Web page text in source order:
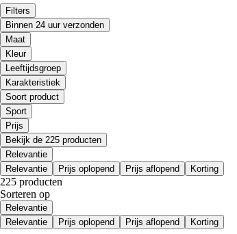
Filters
Binnen 24 uur verzonden
Maat
Kleur
Leeftijdsgroep
Karakteristiek
Soort product
Sport
Prijs
Bekijk de 225 producten
Relevantie
Relevantie
Prijs oplopend Prijs aflopend Korting
225 producten
Sorteren op
Relevantie
Relevantie
Prijs oplopend Prijs aflopend Korting